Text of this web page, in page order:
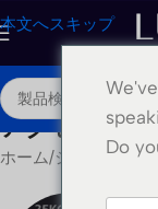
本文へスキップ
アクセサリー
ホーム/ショップ/ア
Do